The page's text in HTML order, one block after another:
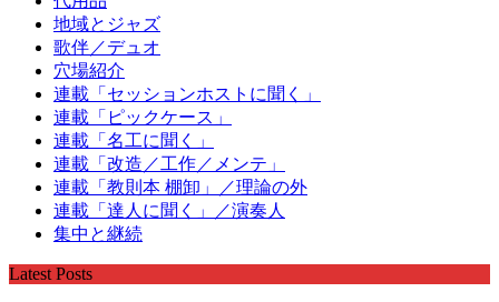
地域とジャズ
歌伴／デュオ
穴場紹介
連載「セッションホストに聞く」
連載「ピックケース」
連載「名工に聞く」
連載「改造／工作／メンテ」
連載「教則本 棚卸」／理論の外
連載「達人に聞く」／演奏人
集中と継続
Latest Posts